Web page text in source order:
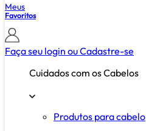
Meus
Favoritos
Faça seu login ouCadastre-se
Cuidados com os Cabelos
Produtos para cabelo